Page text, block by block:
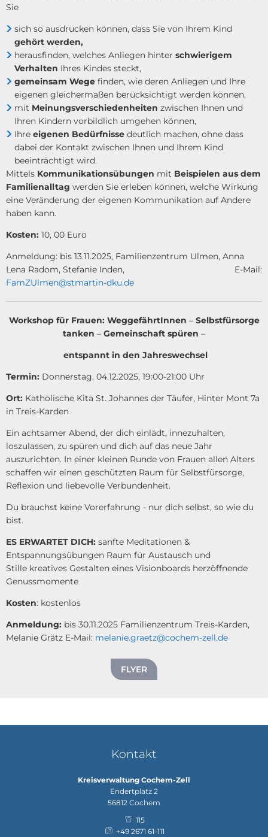
Sie
sich so ausdrücken können, dass Sie von Ihrem Kind
gehört werden,
herausfinden, welches Anliegen hinter schwierigem
Verhalten Ihres Kindes steckt,
gemeinsam Wege finden, wie deren Anliegen und Ihre
eigenen gleichermaßen berücksichtigt werden können,
mit Meinungsverschiedenheiten zwischen Ihnen und
Ihren Kindern vorbildlich umgehen können,
Ihre eigenen Bedürfnisse deutlich machen, ohne dass
dabei der Kontakt zwischen Ihnen und Ihrem Kind
beeinträchtigt wird.
Mittels Kommunikationsübungen mit Beispielen aus dem
Familienalltag werden Sie erleben können, welche Wirkung
eine Veränderung der eigenen Kommunikation auf Andere
haben kann.
Kosten: 10, 00 Euro
Anmeldung: bis 13.11.2025, Familienzentrum Ulmen, Anna
Lena Radom, Stefanie Inden, E-Mail:
FamZUlmen@stmartin-dku.de
Workshop für Frauen: WeggefährtInnen –Selbstfürsorge
tanken – Gemeinschaft spüren –
entspannt in den Jahreswechsel
Termin: Donnerstag, 04.12.2025, 19:00-21:00 Uhr
Ort: Katholische Kita St. Johannes der Täufer, Hinter Mont 7a
in Treis-Karden
Ein achtsamer Abend, der dich einlädt, innezuhalten,
loszulassen, zu spüren und dich auf das neue Jahr
auszurichten. In einer kleinen Runde von Frauen allen Alters
schaffen wir einen geschützten Raum für Selbstfürsorge,
Reflexion und liebevolle Verbundenheit.
Du brauchst keine Vorerfahrung - nur dich selbst, so wie du
bist.
ES ERWARTET DICH: sanfte Meditationen &
Entspannungsübungen Raum für Austausch und
Stille kreatives Gestalten eines Visionboards herzöffnende
Genussmomente
Kosten: kostenlos
Anmeldung: bis 30.11.2025 Familienzentrum Treis-Karden,
Melanie Grätz E-Mail: melanie.graetz@cochem-zell.de
FLYER
Kontakt
Kreisverwaltung Cochem-Zell
Endertplatz 2
56812 Cochem
115
+49 2671 61-111